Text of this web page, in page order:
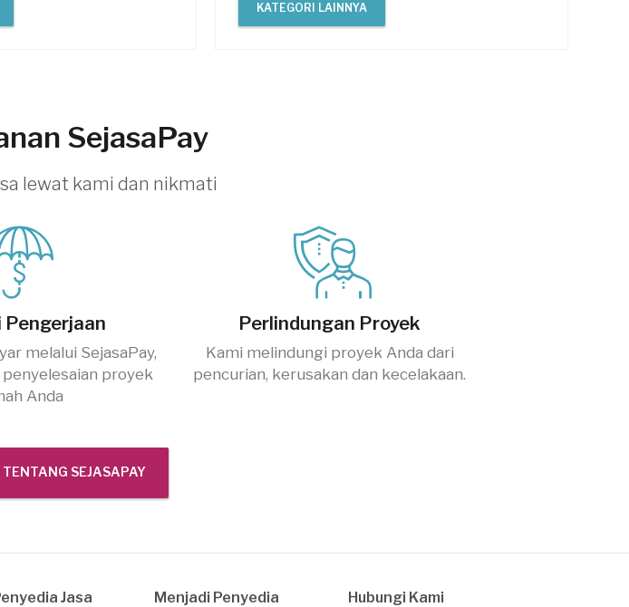
KATEGORI LAINNYA
SejasaPay
lewat kami dan nikmati
Pengerjaan
melalui SejasaPay,
proyek
Anda
Perlindungan Proyek
Kami melindungi proyek Anda dari
pencurian, kerusakan dan kecelakaan.
SEJASAPAY
Jasa
Menjadi Penyedia
Hubungi Kami